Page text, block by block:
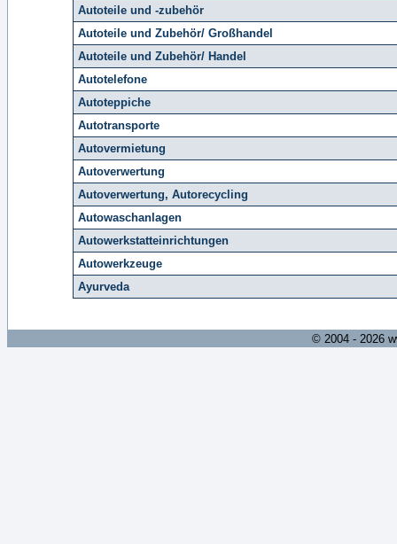
Autoteile und -zubehör
Autoteile und Zubehör/ Großhandel
Autoteile und Zubehör/ Handel
Autotelefone
Autoteppiche
Autotransporte
Autovermietung
Autoverwertung
Autoverwertung, Autorecycling
Autowaschanlagen
Autowerkstatteinrichtungen
Autowerkzeuge
Ayurveda
© 2004 - 2026